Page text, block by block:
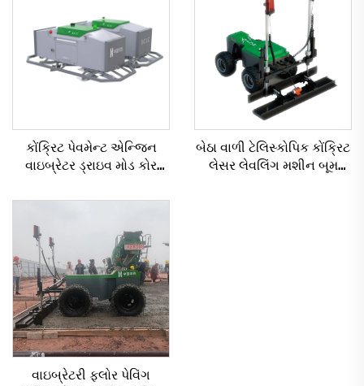
કોંક્રિટ પેવમેન્ટ એન્જિન
વાઇબ્રેટર ડ્રાઇવ મોડ કોર
લેસર લેવલિંગ મશીન
બેઠા વાળી ટેલિસ્કોપિક કોંક્રિટ
લેસર લેવલિંગ મશીન બૂમ
વાઇબ્રેટરી ફ્લોર પેવિંગ